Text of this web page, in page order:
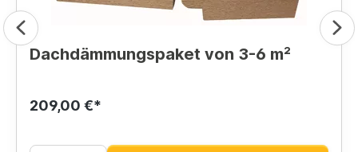
Dachdämmungspaket von 3-6 m²
209,00 €*